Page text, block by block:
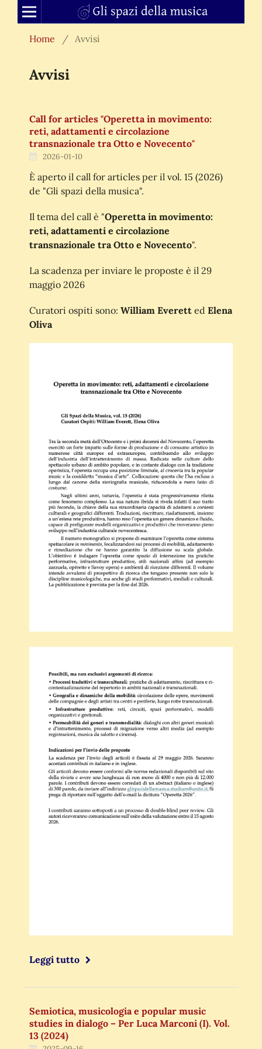
Home / Avvisi
Avvisi
Call for articles "Operetta in movimento:
reti, adattamenti e circolazione
transnazionale tra Otto e Novecento"
2026-01-10
È aperto il call for articles per il vol. 15 (2026)
de "Gli spazi della musica".
Il tema del call è "Operetta in movimento:
reti, adattamenti e circolazione
transnazionale tra Otto e Novecento".
La scadenza per inviare le proposte è il 29
maggio 2026
Curatori ospiti sono: William Everetted Elena
Oliva
Leggi tutto
Semiotica, musicologia e popular music
studies in dialogo – Per Luca Marconi (I). Vol.
13 (2024)